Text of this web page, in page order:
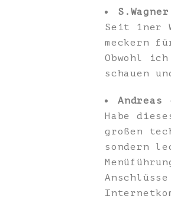
S.Wagner
Seit 1ner
meckern
Obwohl
schauen
Andreas
Habe
großen
sondern